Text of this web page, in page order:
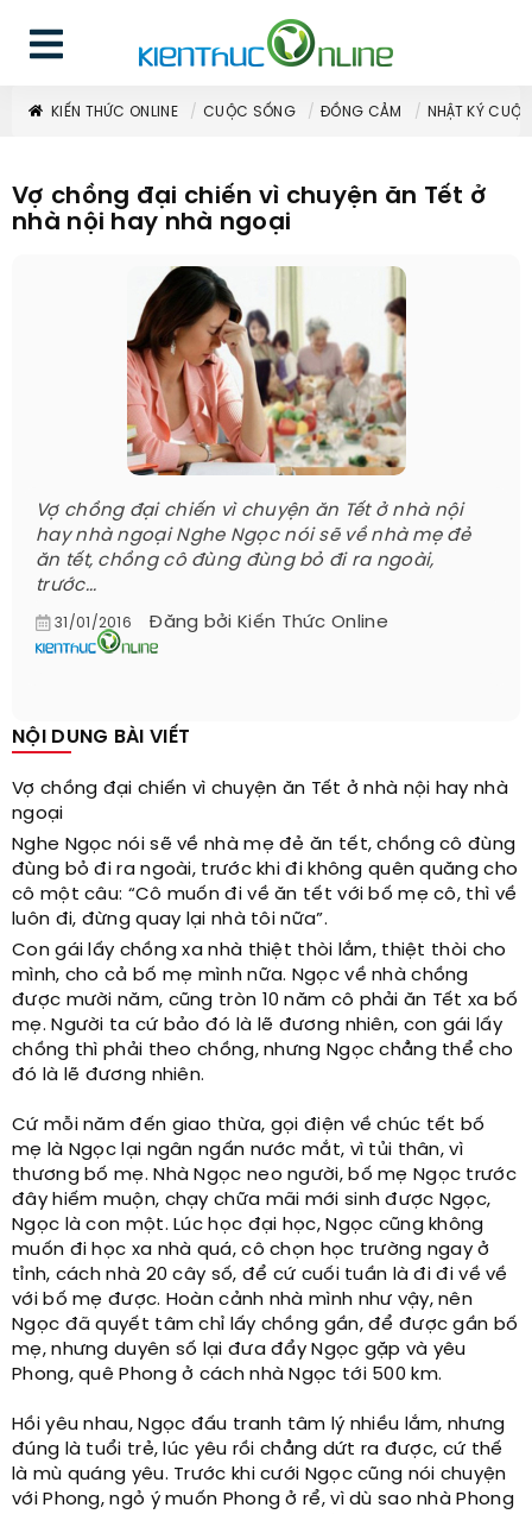
KIẾN THỨC ONLINE CUỘC SỐNG ĐỒNG CẢM NHẬT KÝ
Vợ chồng đại chiến vì chuyện ăn Tết ở
nhà nội hay nhà ngoại
Vợ chồng đại chiến vì chuyện ăn Tết ở nhà nội
hay nhà ngoại Nghe Ngọc nói sẽ về nhà mẹ đẻ
ăn tết, chồng cô đùng đùng bỏ đi ra ngoài,
trước...
31/01/2016 Đăng bởi Kiến Thức Online
NỘI DUNG BÀI VIẾT
Vợ chồng đại chiến vì chuyện ăn Tết ở nhà nội hay nhà
ngoại
Nghe Ngọc nói sẽ về nhà mẹ đẻ ăn tết, chồng cô đùng
đùng bỏ đi ra ngoài, trước khi đi không quên quăng cho
cô một câu: “Cô muốn đi về ăn tết với bố mẹ cô, thì về
luôn đi, đừng quay lại nhà tôi nữa”.
Con gái lấy chồng xa nhà thiệt thòi lắm, thiệt thòi cho
mình, cho cả bố mẹ mình nữa. Ngọc về nhà chồng
được mười năm, cũng tròn 10 năm cô phải ăn Tết xa bố
mẹ. Người ta cứ bảo đó là lẽ đương nhiên, con gái lấy
chồng thì phải theo chồng, nhưng Ngọc chẳng thể cho
đó là lẽ đương nhiên.
Cứ mỗi năm đến giao thừa, gọi điện về chúc tết bố
mẹ là Ngọc lại ngân ngấn nước mắt, vì tủi thân, vì
thương bố mẹ. Nhà Ngọc neo người, bố mẹ Ngọc trước
đây hiếm muộn, chạy chữa mãi mới sinh được Ngọc,
Ngọc là con một. Lúc học đại học, Ngọc cũng không
muốn đi học xa nhà quá, cô chọn học trường ngay ở
tỉnh, cách nhà 20 cây số, để cứ cuối tuần là đi đi về về
với bố mẹ được. Hoàn cảnh nhà mình như vậy, nên
Ngọc đã quyết tâm chỉ lấy chồng gần, để được gần bố
mẹ, nhưng duyên số lại đưa đẩy Ngọc gặp và yêu
Phong, quê Phong ở cách nhà Ngọc tới 500 km.
Hồi yêu nhau, Ngọc đấu tranh tâm lý nhiều lắm, nhưng
đúng là tuổi trẻ, lúc yêu rồi chẳng dứt ra được, cứ thế
là mù quáng yêu. Trước khi cưới Ngọc cũng nói chuyện
với Phong, ngỏ ý muốn Phong ở rể, vì dù sao nhà Phong